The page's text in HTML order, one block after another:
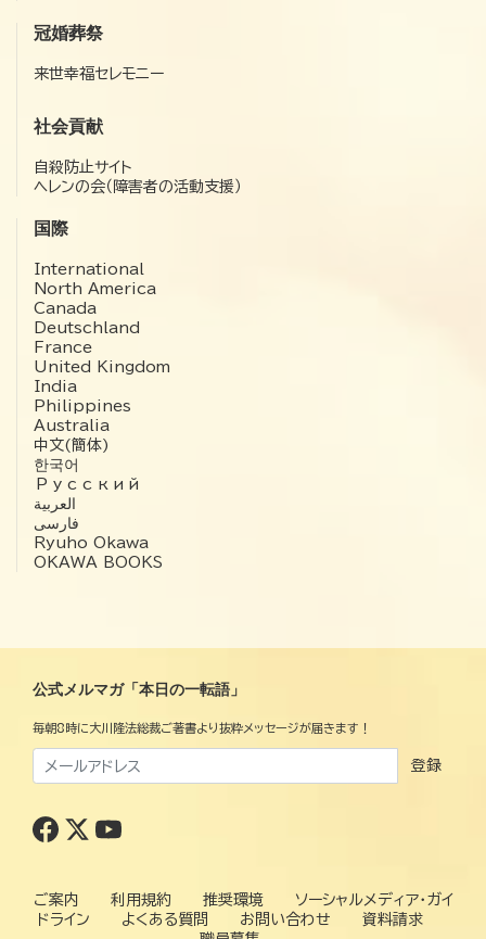
冠婚葬祭
来世幸福セレモニー
社会貢献
自殺防止サイト
ヘレンの会（障害者の活動支援）
国際
International
North America
Canada
Deutschland
France
United Kingdom
India
Philippines
Australia
中文(簡体)
한국어
Русский
العربية‏
فارسی
Ryuho Okawa
OKAWA BOOKS
公式メルマガ「本日の一転語」
毎朝8時に大川隆法総裁ご著書より抜粋メッセージが届きます！
登録
ご案内 利用規約 推奨環境
ソーシャルメディア・ガイ
ドライン
よくある質問 お問い合わせ
資料請求